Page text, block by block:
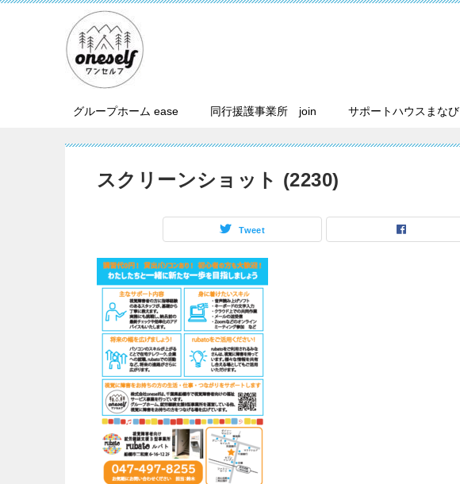
グループホーム ease 同行援護事業所 join サポートハウスまなび
スクリーンショット (2230)
Tweet